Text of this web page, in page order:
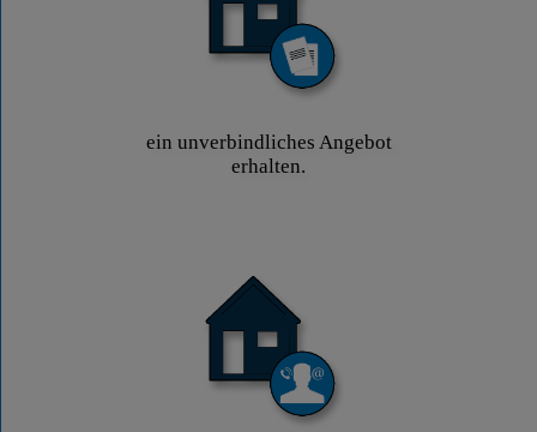
ein unverbindliches Angebot
erhalten.